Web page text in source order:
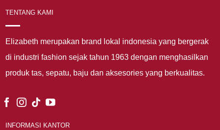
TENTANG KAMI
Elizabeth merupakan brand lokal indonesia yang bergerak
di industri fashion sejak tahun 1963 dengan menghasilkan
produk tas, sepatu, baju dan aksesories yang berkualitas.
INFORMASI KANTOR